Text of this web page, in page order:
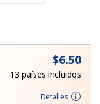
⁦$6.50⁩
13 países incluidos
Detalles